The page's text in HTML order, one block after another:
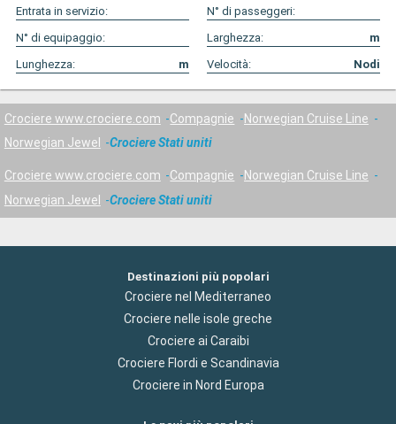
Entrata in servizio:
N° di passeggeri:
N° di equipaggio:
Larghezza:
m
Lunghezza:
m Velocità: Nodi
Crociere www.crociere.com Compagnie
Norwegian Cruise Line
Norwegian Jewel
Crociere Stati uniti
Crociere www.crociere.com Compagnie
Norwegian Cruise Line
Norwegian Jewel
Crociere Stati uniti
Destinazioni più popolari
Crociere nel Mediterraneo
Crociere nelle isole greche
Crociere ai Caraibi
Crociere Flordi e Scandinavia
Crociere in Nord Europa